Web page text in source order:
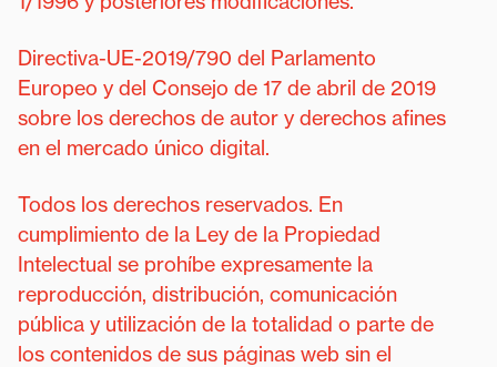
Directiva-UE-2019/790 del Parlamento
Europeo y del Consejo de 17 de abril de 2019
sobre los derechos de autor y derechos afines
en el mercado único digital.
Todos los derechos reservados. En
cumplimiento de la Ley de la Propiedad
Intelectual se prohíbe expresamente la
reproducción, distribución, comunicación
pública y utilización de la totalidad o parte de
los contenidos de sus páginas web sin el